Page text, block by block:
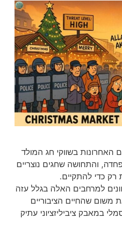
בשווקי חג המולד
והתחושה שחגים נוצריים
רק כדי להתקיים.
למרחבים האלה בגלל עזה
משום שהחיים הציבוריים
במאבק ציביליזציוני עתיק